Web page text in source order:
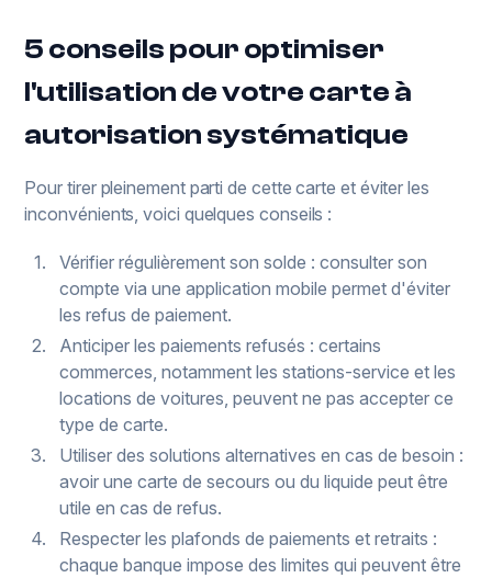
5 conseils pour optimiser
l'utilisation de votre carte à
autorisation systématique
Pour tirer pleinement parti de cette carte et éviter les
inconvénients, voici quelques conseils :
Vérifier régulièrement son solde : consulter son
compte via une application mobile permet d'éviter
les refus de paiement.
Anticiper les paiements refusés : certains
commerces, notamment les stations-service et les
locations de voitures, peuvent ne pas accepter ce
type de carte.
Utiliser des solutions alternatives en cas de besoin :
avoir une carte de secours ou du liquide peut être
utile en cas de refus.
Respecter les plafonds de paiements et retraits :
chaque banque impose des limites qui peuvent être